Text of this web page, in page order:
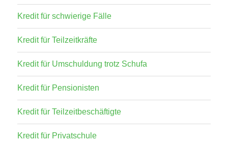
Kredit für schwierige Fälle
Kredit für Teilzeitkräfte
Kredit für Umschuldung trotz Schufa
Kredit für Pensionisten
Kredit für Teilzeitbeschäftigte
Kredit für Privatschule